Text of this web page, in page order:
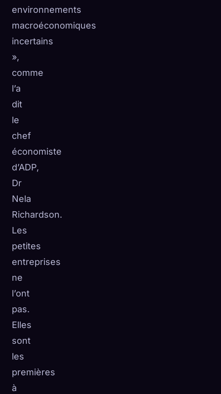
environnements
macroéconomiques
incertains
»,
comme
l’a
dit
le
chef
économiste
d’ADP,
Dr
Nela
Richardson.
Les
petites
entreprises
ne
l’ont
pas.
Elles
sont
les
premières
à